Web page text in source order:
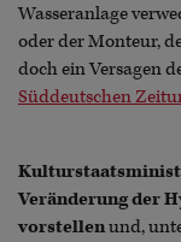
Wasseranlage
oder der Monteur,
doch ein Versagen
Süddeutschen
Veränderung der
vorstellenund,